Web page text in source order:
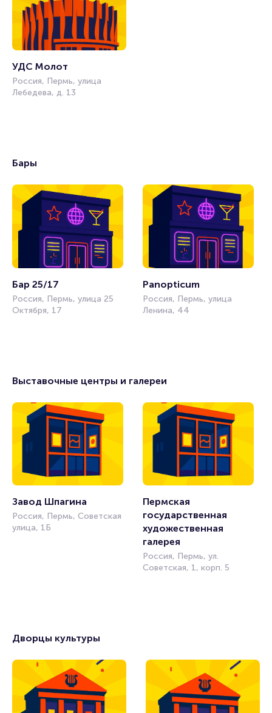
УДС Молот
Россия, Пермь, улица
Лебедева, д. 13
Бары
Бар 25/17
Россия, Пермь, улица 25
Октября, 17
Panopticum
Россия, Пермь, улица
Ленина, 44
Выставочные центры и галереи
Завод Шпагина
Россия, Пермь, Советская
улица, 1Б
Пермская
государственная
художественная
галерея
Россия, Пермь, ул.
Советская, 1, корп. 5
Дворцы культуры